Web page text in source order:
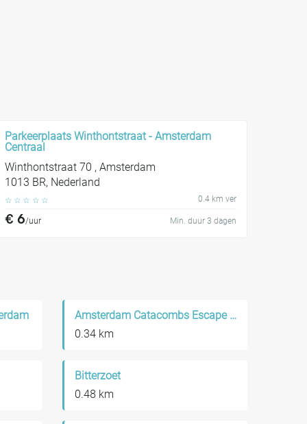
Parkeerplaats Winthontstraat - Amsterdam
Centraal
Winthontstraat 70 , Amsterdam
1013 BR, Nederland
☆ ☆ ☆ ☆ ☆ 0.4 km ver
€ 6/uur Min. duur 3 dagen
Amsterdam Catacombs Escape Room
0.34 km
Bitterzoet
0.48 km